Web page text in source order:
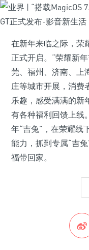
在新年来临之际，荣
正式开启。“荣耀新
莞、福州、济南、上
庄等城市开展，消费
乐趣，感受满满的新
有各种福利回馈上线
年“吉兔”，在荣耀线
能力，抓到专属“吉
福带回家。